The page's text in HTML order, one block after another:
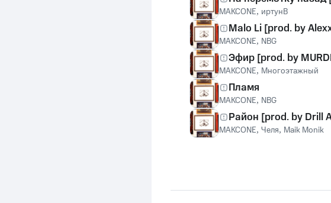
MAKCONE, иртунВ
Malo Li [prod. by
MAKCONE, NBG
Эфир [prod. by
MAKCONE, Многоэтажный
Пламя
MAKCONE, NBG
Район [prod. by Drill
MAKCONE, Челя, Maik Monik